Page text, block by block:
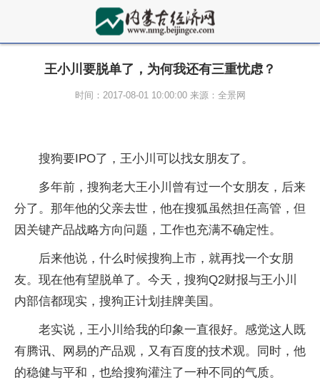
王小川要脱单了，为何我还有三重忧虑？
时间：2017-08-01 10:00:00 来源：全景网
搜狗要IPO了，王小川可以找女朋友了。
多年前，搜狗老大王小川曾有过一个女朋友，后来
分了。那年他的父亲去世，他在搜狐虽然担任高管，但
因关键产品战略方向问题，工作也充满不确定性。
后来他说，什么时候搜狗上市，就再找一个女朋
友。现在他有望脱单了。今天，搜狗Q2财报与王小川
内部信都现实，搜狗正计划挂牌美国。
老实说，王小川给我的印象一直很好。感觉这人既
有腾讯、网易的产品观，又有百度的技术观。同时，他
的稳健与平和，也给搜狗灌注了一种不同的气质。